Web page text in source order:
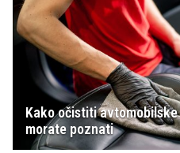
Kako očistiti
morate poznati